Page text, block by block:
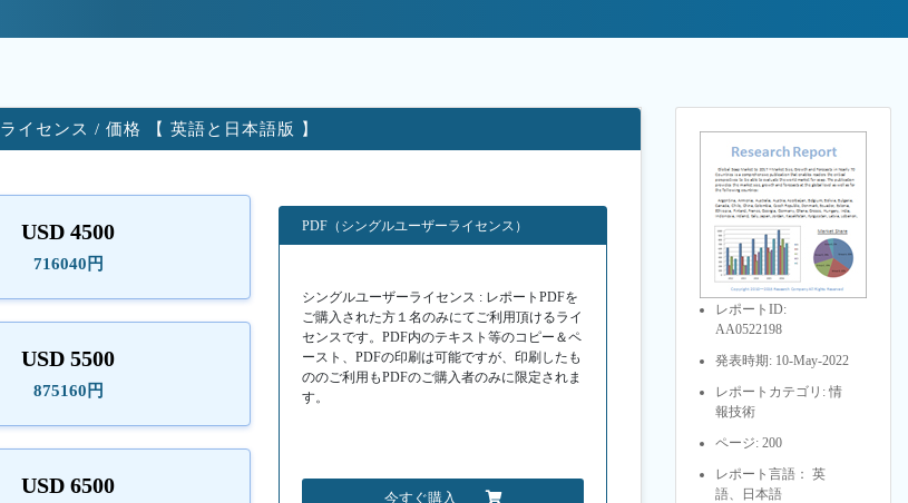
ライセンス / 価格 【 英語と日本語版 】
USD 4500
716040円
USD 5500
875160円
USD 6500
PDF（シングルユーザーライセンス）
シングルユーザーライセンス : レポートPDFを
ご購入された方１名のみにてご利用頂けるライ
センスです。PDF内のテキスト等のコピー＆ペ
ースト、PDFの印刷は可能ですが、印刷したも
ののご利用もPDFのご購入者のみに限定されま
す。
今すぐ購入
レポートID:
AA0522198
発表時期: 10-May-2022
レポートカテゴリ: 情
報技術
ページ: 200
レポート言語： 英
語、日本語